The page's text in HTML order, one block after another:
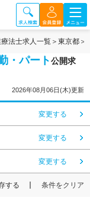
法士求人一覧 東京都
・パート公開求
2026年08月06日(木)更新
変更する
変更する
変更する
する 条件をクリア